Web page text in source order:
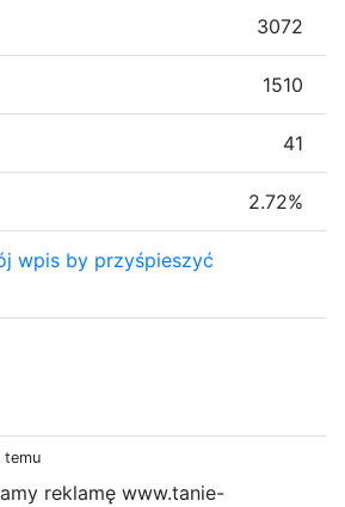
temu
reklamę www.tanie-
3072
1510
41
2.72%
wpis by przyśpieszyć